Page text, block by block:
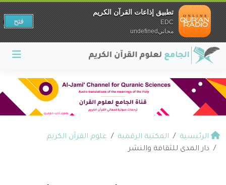
الرئيسية المكتبة الرقمية
علوم القرآن الكريم
دار المدى للثقافة والنشر
تطبيق إذاعات القرآن الكريم
EDC
مجانيundefined
فتح